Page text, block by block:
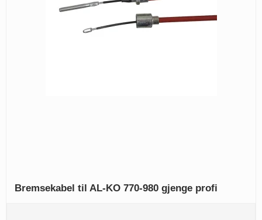
Bremsekabel til AL-KO 770-980 gjenge profi